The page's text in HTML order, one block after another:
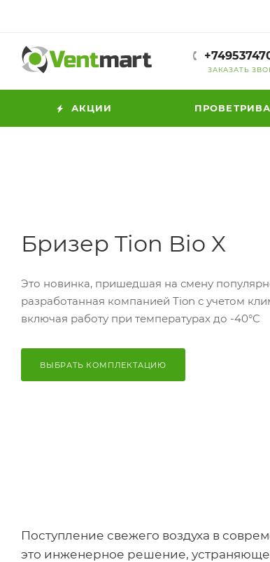
ЗАКАЗАТЬ
АКЦИИ
Бризер Tion Bio X
Это новинка, пришедшая на смену
разработанная компанией Tion с учетом
включая работу при температурах до -40°C
ВЫБРАТЬ КОМПЛЕКТАЦИЮ
Поступление свежего воздуха в
это инженерное решение,